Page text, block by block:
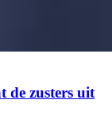
de zusters uit